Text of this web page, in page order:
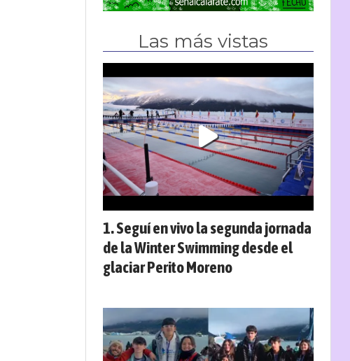
Las más vistas
Seguí en vivo la segunda jornada
de la Winter Swimming desde el
glaciar Perito Moreno